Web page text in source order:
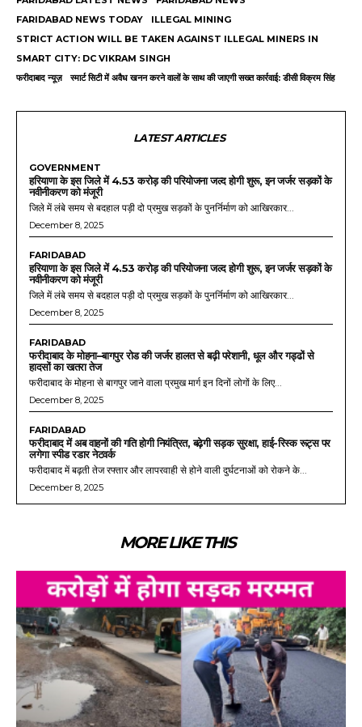
FARIDABAD NEWS TODAY
ILLEGAL MINING
STRICT ACTION WILL BE TAKEN AGAINST ILLEGAL MINERS IN
SMART CITY: DC VIKRAM SINGH
फरीदाबाद न्यूज़
स्मार्ट सिटी में अवैध खनन करने वालों के साथ की जाएगी सख्त कार्रवाई: डीसी विक्रम सिंह
LATEST ARTICLES
GOVERNMENT
हरियाणा के इस जिले में 4.53 करोड़ की परियोजना जल्द होगी शुरू, इन जर्जर सड़कों के
नवीनीकरण को मंजूरी
जिले में लंबे समय से बदहाल पड़ी दो प्रमुख सड़कों के पुनर्निर्माण को आखिरकार...
December 8, 2025
FARIDABAD
हरियाणा के इस जिले में 4.53 करोड़ की परियोजना जल्द होगी शुरू, इन जर्जर सड़कों के
नवीनीकरण को मंजूरी
जिले में लंबे समय से बदहाल पड़ी दो प्रमुख सड़कों के पुनर्निर्माण को आखिरकार...
December 8, 2025
FARIDABAD
फरीदाबाद के मोहना–बागपुर रोड की जर्जर हालत से बढ़ी परेशानी, धूल और गड्ढों से
हादसों का खतरा तेज
फरीदाबाद के मोहना से बागपुर जाने वाला प्रमुख मार्ग इन दिनों लोगों के लिए...
December 8, 2025
FARIDABAD
फरीदाबाद में अब वाहनों की गति होगी नियंत्रित, बढ़ेगी सड़क सुरक्षा, हाई-रिस्क रूट्स पर
लगेगा स्पीड रडार नेटवर्क
फरीदाबाद में बढ़ती तेज रफ्तार और लापरवाही से होने वाली दुर्घटनाओं को रोकने के...
December 8, 2025
MORE LIKE THIS